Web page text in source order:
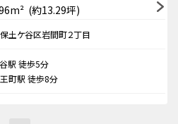
(約13.29坪)
土ケ谷区岩間町２丁目
駅 徒歩5分
町駅 徒歩8分